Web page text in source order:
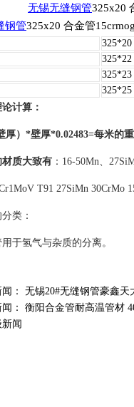
无锡无缝钢管325x20
钢管325x20 合金管
325*20
325*22
325*23
325*25
计算：
厚）*壁厚*0.02483=每米的重
质大致有 ：16-50Mn、
T91 27SiMn 30CrMo
类：
于氢气与杂质的分离。
： 无锡20#无缝钢管豪鑫天
： 衡阳合金管耐高温管材
闻